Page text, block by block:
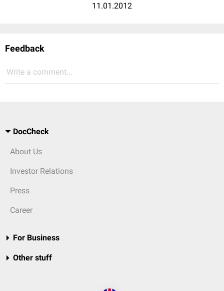
11.01.2012
Feedback
Write a comment...
DocCheck
About Us
Investor Relations
Press
Career
For Business
Other stuff